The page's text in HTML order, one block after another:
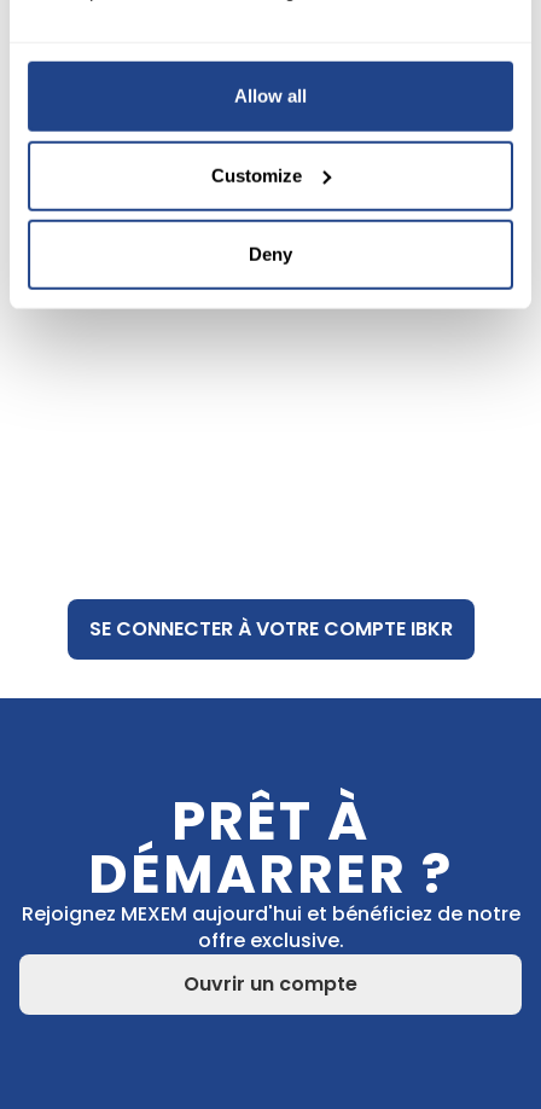
Allow all
Customize
Deny
SE CONNECTER À VOTRE COMPTE IBKR
PRÊT À
DÉMARRER ?
Rejoignez MEXEM aujourd'hui et bénéficiez de notre
offre exclusive.
Ouvrir un compte